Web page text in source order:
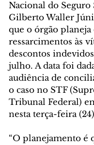
Nacional do Seguro
Gilberto Waller
que o órgão planeja
ressarcimentos às
descontos
julho. A data foi
audiência de
o caso no STF
Tribunal Federal)
nesta terça-feira
“O planejamento é